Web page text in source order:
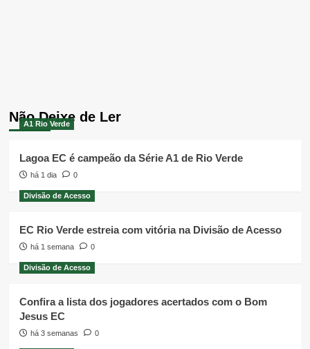
Não Deixe de Ler
A1 Rio Verde
Lagoa EC é campeão da Série A1 de Rio Verde
há 1 dia 0
Divisão de Acesso
EC Rio Verde estreia com vitória na Divisão de Acesso
há 1 semana 0
Divisão de Acesso
Confira a lista dos jogadores acertados com o Bom
Jesus EC
há 3 semanas 0